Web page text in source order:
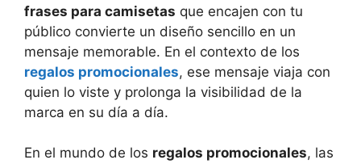
frases para camisetas que encajen con tu
público convierte un diseño sencillo en un
mensaje memorable. En el contexto de los
regalos promocionales, ese mensaje viaja con
quien lo viste y prolonga la visibilidad de la
marca en su día a día.
En el mundo de los regalos promocionales, las